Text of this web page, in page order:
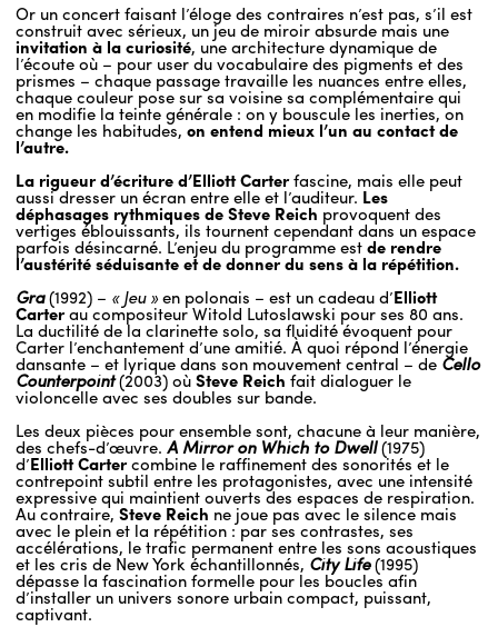
Or un concert faisant l’éloge des contraires n’est pas, s’il est
construit avec sérieux, un jeu de miroir absurde mais une
invitation à la curiosité, une architecture dynamique de
l’écoute où – pour user du vocabulaire des pigments et des
prismes – chaque passage travaille les nuances entre elles,
chaque couleur pose sur sa voisine sa complémentaire qui
en modifie la teinte générale : on y bouscule les inerties, on
change les habitudes, on entend mieux l’un au contact de
l’autre.
La rigueur d’écriture d’Elliott Carterfascine, mais elle peut
aussi dresser un écran entre elle et l’auditeur. Les
déphasages rythmiques de Steve Reich provoquent des
vertiges éblouissants, ils tournent cependant dans un espace
parfois désincarné. L’enjeu du programme estde rendre
l’austérité séduisante et de donner du sens à la répétition.
Gra(1992) – « Jeu »en polonais – est un cadeau d’Elliott
Carterau compositeur Witold Lutoslawski pour ses 80 ans.
La ductilité de la clarinette solo, sa fluidité évoquent pour
Carter l’enchantement d’une amitié. À quoi répond l’énergie
dansante – et lyrique dans son mouvement central – de Cello
Counterpoint(2003) oùSteve Reich fait dialoguer le
violoncelle avec ses doubles sur bande.
Les deux pièces pour ensemble sont, chacune à leur manière,
des chefs-d’œuvre. A Mirror on Which to Dwell(1975)
d’Elliott Cartercombine le raffinement des sonorités et le
contrepoint subtil entre les protagonistes, avec une intensité
expressive qui maintient ouverts des espaces de respiration.
Au contraire, Steve Reich ne joue pas avec le silence mais
avec le plein et la répétition : par ses contrastes, ses
accélérations, le trafic permanent entre les sons acoustiques
et les cris de New York échantillonnés, City Life(1995)
dépasse la fascination formelle pour les boucles afin
d’installer un univers sonore urbain compact, puissant,
captivant.